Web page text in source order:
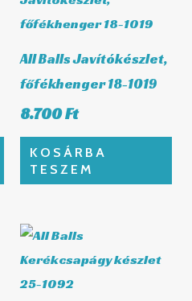
All Balls Javítókészlet,
főfékhenger 18-1019
8.700Ft
KOSÁRBA
TESZEM